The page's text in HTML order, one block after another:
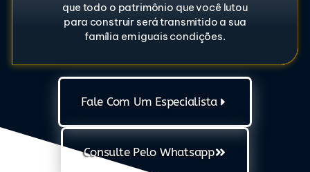
que todo o patrimônio que você lutou
para construir será transmitido a sua
família em iguais condições.
Fale Com Um Especialista
Consulte Pelo Whatsapp